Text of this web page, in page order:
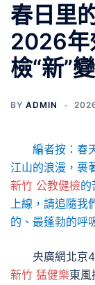
春日里
2026年
檢“新”
BY ADMIN
編者按：春
江山的浪漫，裹
新竹 公教健檢的
上線，請追隨我
的、最蓬勃的呼
央廣網北京
新竹 猛健樂東